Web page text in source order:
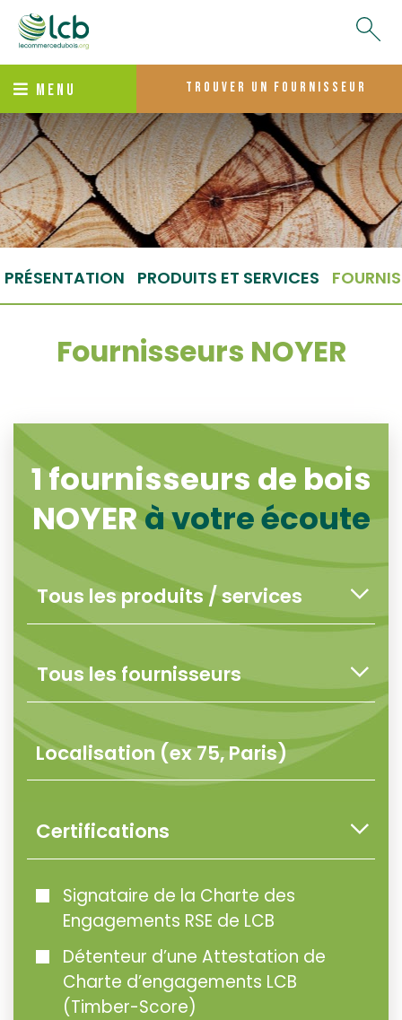
MENU trouver un fournisseur
PRÉSENTATION PRODUITS ET SERVICES
Fournisseurs NOYER
1fournisseurs de bois
NOYERà votre écoute
Certifications
Signataire de la Charte des
Engagements RSE de LCB
Détenteur d’une Attestation de
Charte d’engagements LCB
(Timber-Score)